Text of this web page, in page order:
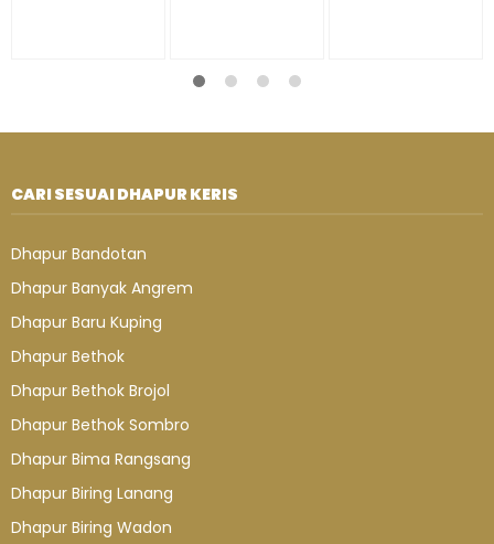
CARI SESUAI DHAPUR KERIS
Dhapur Bandotan
Dhapur Banyak Angrem
Dhapur Baru Kuping
Dhapur Bethok
Dhapur Bethok Brojol
Dhapur Bethok Sombro
Dhapur Bima Rangsang
Dhapur Biring Lanang
Dhapur Biring Wadon